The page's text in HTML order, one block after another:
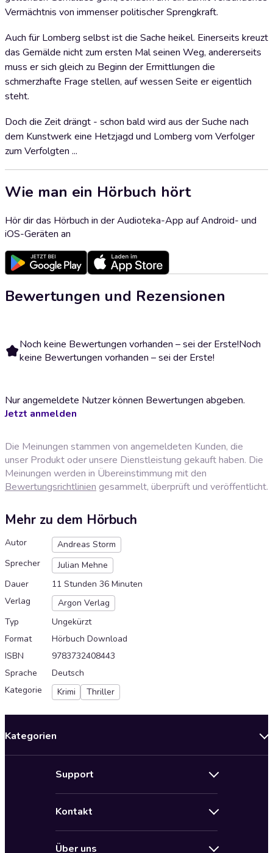
Vermächtnis von immenser politischer Sprengkraft.
Auch für Lomberg selbst ist die Sache heikel. Einerseits kreuzt
das Gemälde nicht zum ersten Mal seinen Weg, andererseits
muss er sich gleich zu Beginn der Ermittlungen die
schmerzhafte Frage stellen, auf wessen Seite er eigentlich
steht.
Doch die Zeit drängt - schon bald wird aus der Suche nach
dem Kunstwerk eine Hetzjagd und Lomberg vom Verfolger
zum Verfolgten ...
Wie man ein Hörbuch hört
Hör dir das Hörbuch in der Audioteka-App auf Android- und
iOS-Geräten an
Bewertungen und Rezensionen
Noch keine Bewertungen vorhanden – sei der Erste!Noch
keine Bewertungen vorhanden – sei der Erste!
Nur angemeldete Nutzer können Bewertungen abgeben.
Jetzt anmelden
Die Meinungen stammen von angemeldeten Kunden, die
unser Produkt oder unsere Dienstleistung gekauft haben. Die
Meinungen werden in Übereinstimmung mit den
Bewertungsrichtlinien gesammelt, überprüft und veröffentlicht.
Mehr zu dem Hörbuch
Autor
Andreas Storm
Sprecher
Julian Mehne
Dauer
11 Stunden 36 Minuten
Verlag
Argon Verlag
Typ
Ungekürzt
Format
Hörbuch Download
ISBN
9783732408443
Sprache
Deutsch
Kategorie
Krimi Thriller
Kategorien
Support
AGB für Audioteka Abo
Kontakt
Über uns